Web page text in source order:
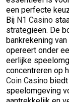
een perfecte
Bij N1 Casino
strategieën. De
bankrekening
opereert onder
eerlijke
concentreren op
Coin Casino biedt
speelomgeving